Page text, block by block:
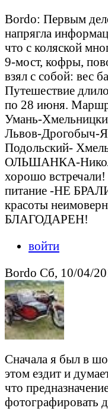
Bordo: Первым
напрягла
что с коляской
9-мост, кофры,
взял с собой: вес
Путешествие
по 28 июня.
Умань-
Львов-Дрогобыч-
Подольский-
ОЛЬШАНКА-
хорошо
питание -НЕ
красоты
БЛАГОДАРЕН!
войти
Bordo Сб, 10/04/
Сначала я был в
этом ездит и
что
фотографировать